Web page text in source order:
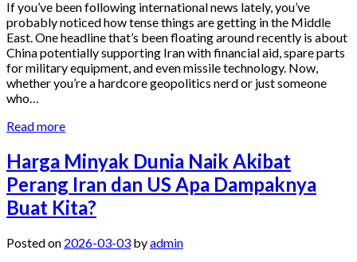
If you’ve been following international news lately, you’ve
probably noticed how tense things are getting in the Middle
East. One headline that’s been floating around recently is about
China potentially supporting Iran with financial aid, spare parts
for military equipment, and even missile technology. Now,
whether you’re a hardcore geopolitics nerd or just someone
who…
Read more
Harga Minyak Dunia Naik Akibat
Perang Iran dan US Apa Dampaknya
Buat Kita?
Posted on 2026-03-03 byadmin